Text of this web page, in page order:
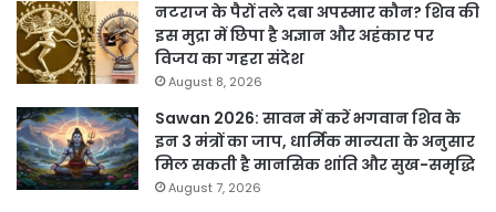
नटराज के पैरों तले दबा अपस्मार कौन? शिव की
इस मुद्रा में छिपा है अज्ञान और अहंकार पर
विजय का गहरा संदेश
August 8, 2026
Sawan 2026: सावन में करें भगवान शिव के
इन 3 मंत्रों का जाप, धार्मिक मान्यता के अनुसार
मिल सकती है मानसिक शांति और सुख-समृद्धि
August 7, 2026